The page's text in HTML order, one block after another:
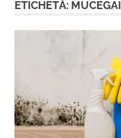
ETICHETĂ: MUCEGAI